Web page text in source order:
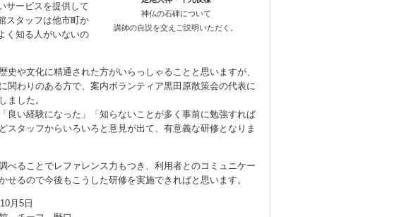
神仏の石碑について
講師の自説を交えご説明いただく。
サービスを提供して
スタッフは他市町か
く知る人がいないの
史や文化に精通された方がいらっしゃることと思いますが、
関わりのある方で、案内ボランティア黒田原散策会の代表に
ました。
良い経験になった」「知らないことが多く事前に勉強すれば
スタッフからいろいろと意見が出て、有意義な研修となりま
べることでレファレンス力もつき、利用者とのコミュニケー
せるので今後もこうした研修を実施できればと思います。
月5日